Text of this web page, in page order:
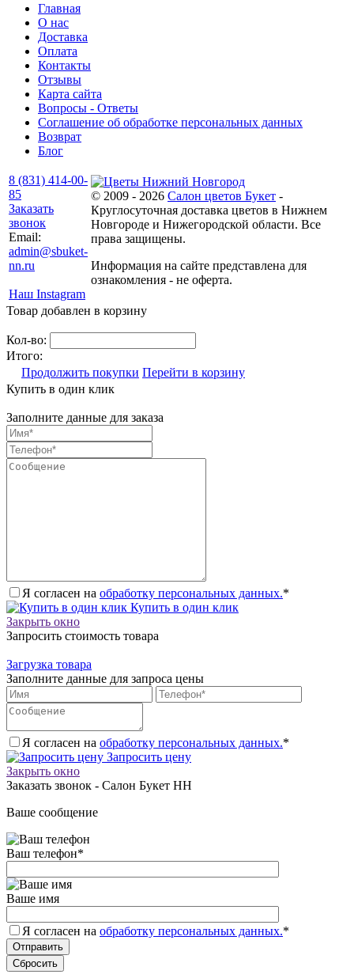
Главная
О нас
Доставка
Оплата
Контакты
Отзывы
Карта сайта
Вопросы - Ответы
Соглашение об обработке персональных данных
Возврат
Блог
8 (831) 414-00-
85
Заказать
звонок
Email:
admin@sbuket-
nn.ru
Наш Instagram
© 2009 - 2026 Салон цветов Букет -
Круглосуточная доставка цветов в Нижнем
Новгороде и Нижегородской области. Все
права защищены.
Информация на сайте представлена для
ознакомления - не оферта.
Товар добавлен в корзину
Кол-во:
Итого:
Продолжить покупки Перейти в корзину
Купить в один клик
Заполните данные для заказа
Я согласен на обработку персональных данных.*
Купить в один клик
Закрыть окно
Запросить стоимость товара
Загрузка товара
Заполните данные для запроса цены
Я согласен на обработку персональных данных.*
Запросить цену
Закрыть окно
Заказать звонок - Салон Букет НН
Ваше сообщение
Ваш телефон*
Ваше имя
Я согласен на обработку персональных данных.*